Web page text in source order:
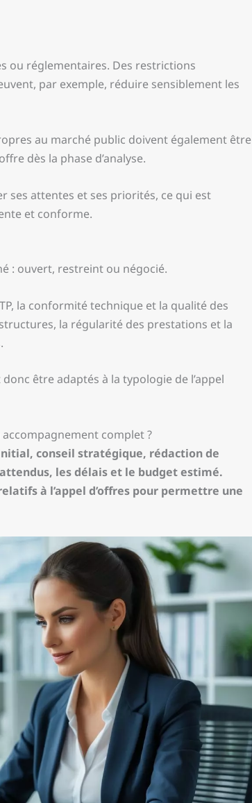
ou réglementaires. Des restrictions
par exemple, réduire sensiblement les
au marché public doivent également être
dès la phase d’analyse.
ses attentes et ses priorités, ce qui est
et conforme.
: ouvert, restreint ou négocié.
la conformité technique et la qualité des
la régularité des prestations et la
être adaptés à la typologie de l’appel
complet ?
conseil stratégique, rédaction de
les délais et le budget estimé.
à l’appel d’offres pour permettre une